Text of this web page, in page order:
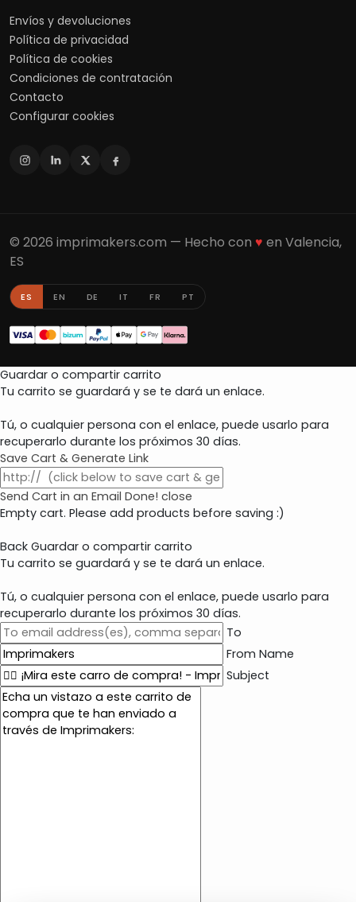
Envíos y devoluciones
Política de privacidad
Política de cookies
Condiciones de contratación
Contacto
Configurar cookies
© 2026 imprimakers.com — Hecho con ♥ en Valencia,
ES
ES EN DE IT FR PT
Guardar o compartir carrito
Tu carrito se guardará y se te dará un enlace.
Tú, o cualquier persona con el enlace, puede usarlo para
recuperarlo durante los próximos 30 días.
Save Cart & Generate Link
Send Cart in an Email Done! close
Empty cart. Please add products before saving :)
Back Guardar o compartir carrito
Tu carrito se guardará y se te dará un enlace.
Tú, o cualquier persona con el enlace, puede usarlo para
recuperarlo durante los próximos 30 días.
To
From Name
Subject
E
m
a